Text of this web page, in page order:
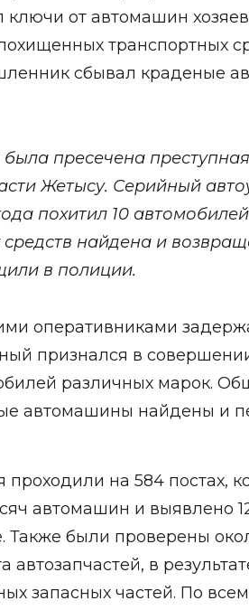
ключи от автомашин
транспортных
сбывал краденые
пресечена
Жетысу. Серийный
похитил 10
средств найдена и
в полиции.
оперативниками
признался в
различных марок.
автомашины найдены и
на 584 постах,
автомашин и выявлено
Также были проверены
автозапчастей, в
запасных частей. По